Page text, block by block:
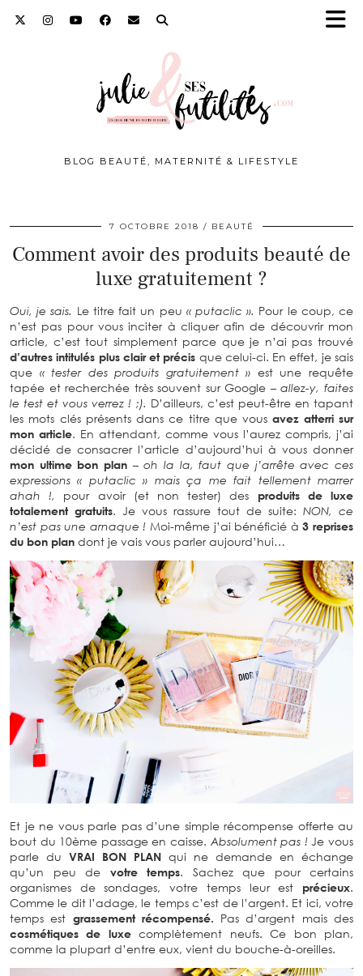
BLOG BEAUTÉ, MATERNITÉ & LIFESTYLE
7 OCTOBRE 2018 BEAUTÉ
Comment avoir des produits beauté de
luxe gratuitement ?
Oui, je sais. Le titre fait un peu « putaclic ». Pour le coup, ce
n’est pas pour vous inciter à cliquer afin de découvrir mon
article, c’est tout simplement parce que je n’ai pas trouvé
d’autres intitulés plus clair et précis que celui-ci. En effet, je sais
que « tester des produits gratuitement » est une requête
tapée et recherchée très souvent sur Google – allez-y, faites
le test et vous verrez ! ;). D’ailleurs, c’est peut-être en tapant
les mots clés présents dans ce titre que vousavez atterri sur
mon article. En attendant, comme vous l’aurez compris, j’ai
décidé de consacrer l’article d’aujourd’hui à vous donner
mon ultime bon plan – oh la la, faut que j’arrête avec ces
expressions « putaclic » mais ça me fait tellement marrer
ahah !,
pour avoir (et non tester) des produits de luxe
totalement gratuits. Je vous rassure tout de suite: NON, ce
n’est pas une arnaque ! Moi-même j’ai bénéficié à3 reprises
du bon plan dont je vais vous parler aujourd’hui…
Et je ne vous parle pas d’une simple récompense offerte au
bout du 10ème passage en caisse. Absolument pas ! Je vous
parle du VRAI BON PLAN qui ne demande en échange
qu’un peu de votre temps. Sachez que pour certains
organismes de sondages, votre temps leur est précieux.
Comme le dit l’adage, le temps c’est de l’argent. Et ici, votre
temps est grassement récompensé. Pas d’argent mais des
cosmétiques de luxecomplètement neufs. Ce bon plan,
comme la plupart d’entre eux, vient du bouche-à-oreilles.